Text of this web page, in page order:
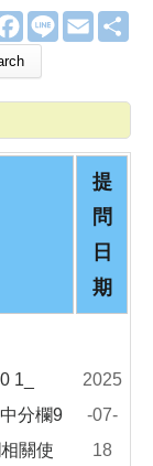
F
a
e
o
k
L
E
m
提
問
日
期
1_
分欄9
關使
2025
-07-
18